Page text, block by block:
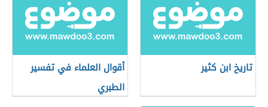
تاريخ ابن كثير
أقوال العلماء في تفسير
الطبري